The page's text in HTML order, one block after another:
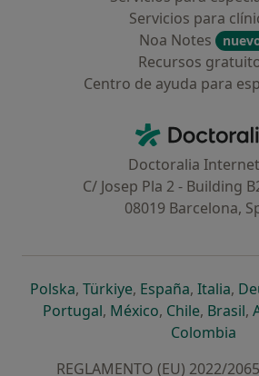
Servicios para
Noa Notes
Recursos
Centro de ayuda para
Doctoralia
Doctoralia
C/ Josep Pla 2 - Building
08019 Barcelona,
Polskase abre en una nueva
, Türkiyese abre en una
, Españase abre
, Italiase
,
Portugalse abre en una nueva
, Méxicose abre en
, Chilese abre
, Brasil,
Colombia
REGLAMENTO (EU) 2022/